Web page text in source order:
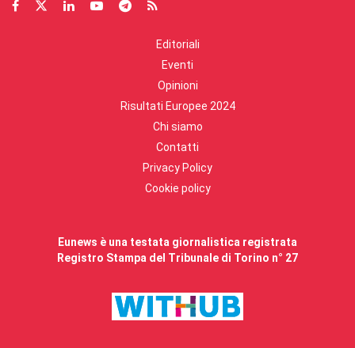
Editoriali
Eventi
Opinioni
Risultati Europee 2024
Chi siamo
Contatti
Privacy Policy
Cookie policy
Eunews è una testata giornalistica registrata
Registro Stampa del Tribunale di Torino n° 27